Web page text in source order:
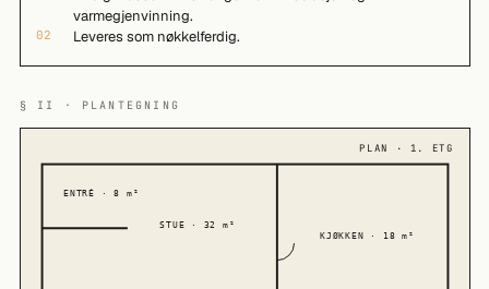
varmegjenvinning.
02 Leveres som nøkkelferdig.
§ II · PLANTEGNING
STUE · 32 m²
KJØKKEN · 18 m²
ENTRÉ · 8 m²
PLAN · 1. ETG